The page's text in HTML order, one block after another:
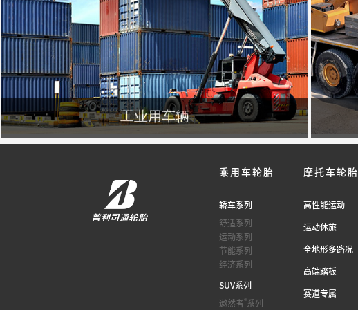
工业用车辆
乘用车轮胎
轿车系列
舒适系列
运动系列
节能系列
经济系列
SUV系列
遨然者®系列
摩托车轮胎
高性能运动
运动休旅
全地形多路况
高端踏板
赛道专属